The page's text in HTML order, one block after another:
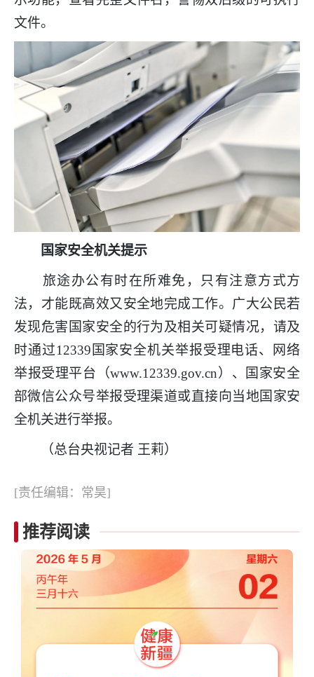
文件。
国家安全机关提示
旅途办公有时在所难免，只有注意方式方
法，才能既高效又安全地完成工作。广大公民若
发现危害国家安全的行为及相关可疑情况，请及
时通过12339国家安全机关举报受理电话、网络
举报受理平台（www.12339.gov.cn）、国家安全
部微信公众号举报受理渠道或直接向当地国家安
全机关进行举报。
（总台央视记者 王莉）
[责任编辑：常昊]
推荐阅读